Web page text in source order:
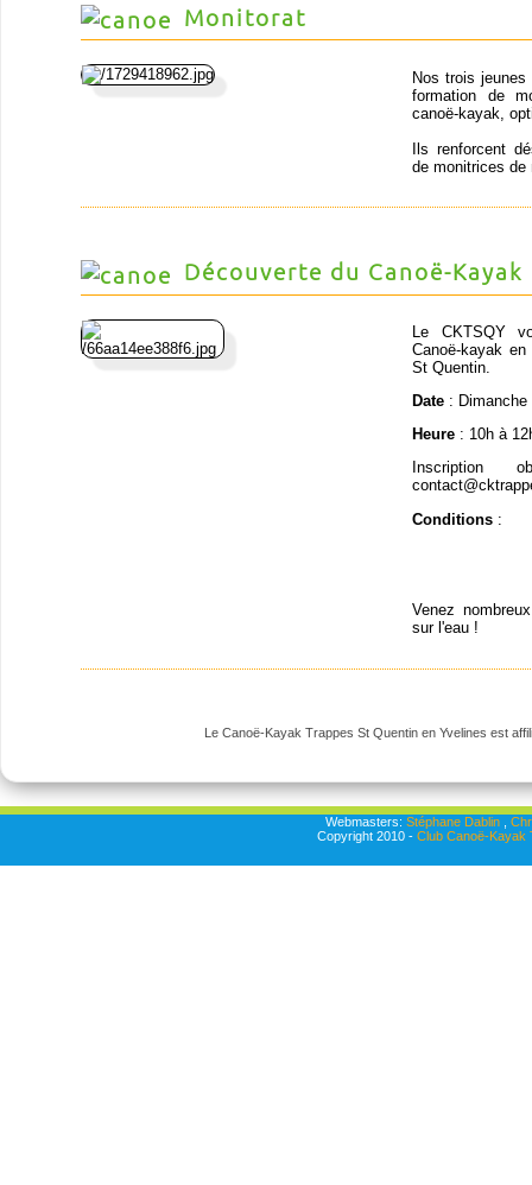
Monitorat
Nos trois jeunes
formation de
canoë-kayak,
Ils renforcent
de monitrices
Découverte du Canoë-Kayak
Le CKTSQY
Canoë-kayak
St Quentin.
Date :
Heure : 10h à
Inscription
Conditions :
Venez
sur l'eau !
Le Canoë-Kayak Trappes St Quentin en Yvelines est
Webmasters: Stéphane Dablin,
Copyright 2010 - Club Canoë-Kayak